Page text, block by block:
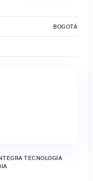
BOGOTÁ
TECNOLOGÍA